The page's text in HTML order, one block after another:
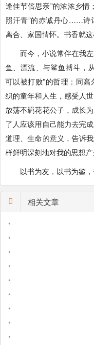
逢佳节倍思亲”的浓浓乡情
照汗青”的赤诚丹心……诗
离合、家国情怀。书香就
而今，小说常伴在我
鱼、漂流、与鲨鱼搏斗，
可以被打败”的哲理；同
织的童年和人生，感受人
放荡不羁花花公子，成长
了人应该用自己能力去完
道理、生命的意义，告诉
样鲜明深刻地对我的思想产
以书为友，以书为鉴
相关文章
•
•
•
•
•
•
•
•
•